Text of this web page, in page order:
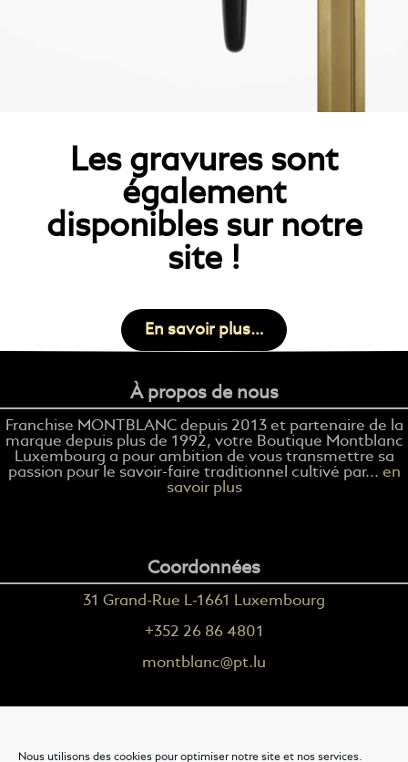
Nous utilisons des cookies pour optimiser notre site et nos services.
Les gravures sont
également
disponibles sur notre
site !
En savoir plus…
À propos de nous
Franchise MONTBLANC depuis 2013 et partenaire de la
marque depuis plus de 1992, votre Boutique Montblanc
Luxembourg a pour ambition de vous transmettre sa
passion pour le savoir-faire traditionnel cultivé par... en
savoir plus
Coordonnées
31 Grand-Rue L-1661 Luxembourg
+352 26 86 4801
montblanc@pt.lu